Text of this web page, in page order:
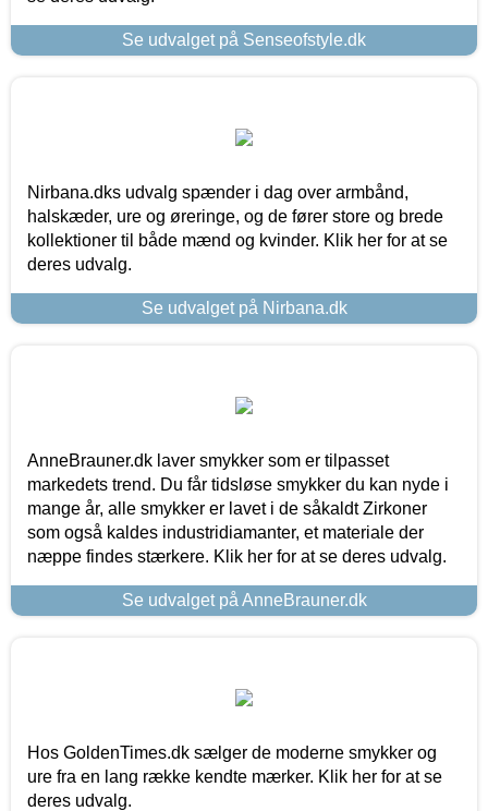
Se udvalget på Senseofstyle.dk
Nirbana.dks udvalg spænder i dag over armbånd,
halskæder, ure og øreringe, og de fører store og brede
kollektioner til både mænd og kvinder. Klik her for at se
deres udvalg.
Se udvalget på Nirbana.dk
AnneBrauner.dk laver smykker som er tilpasset
markedets trend. Du får tidsløse smykker du kan nyde i
mange år, alle smykker er lavet i de såkaldt Zirkoner
som også kaldes industridiamanter, et materiale der
næppe findes stærkere. Klik her for at se deres udvalg.
Se udvalget på AnneBrauner.dk
Hos GoldenTimes.dk sælger de moderne smykker og
ure fra en lang række kendte mærker. Klik her for at se
deres udvalg.